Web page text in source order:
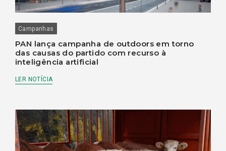
Campanhas
PAN lança campanha de outdoors em torno
das causas do partido com recurso à
inteligência artificial
LER NOTÍCIA